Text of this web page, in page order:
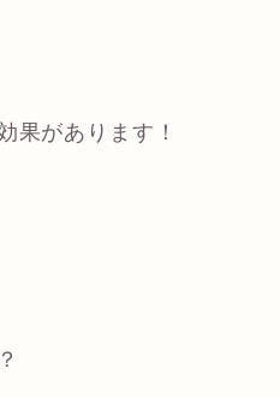
果があります！